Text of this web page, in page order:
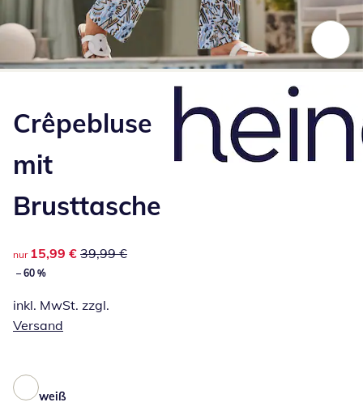
Crêpebluse
mit
Brusttasche
reduzierter Preis 15,99 €, vorheriger Preis: 39,99 €
nur 15,99 € 39,99 €
– 60 %
inkl. MwSt. zzgl.
Versand
weiß